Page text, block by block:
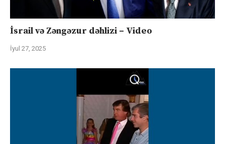
İsrail və Zəngəzur dəhlizi – Video
İyul 27, 2025